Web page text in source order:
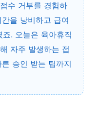
수 거부를 경험하
을 낭비하고 급여
. 오늘은 육아휴직
자주 발생하는 접
승인 받는 팁까지